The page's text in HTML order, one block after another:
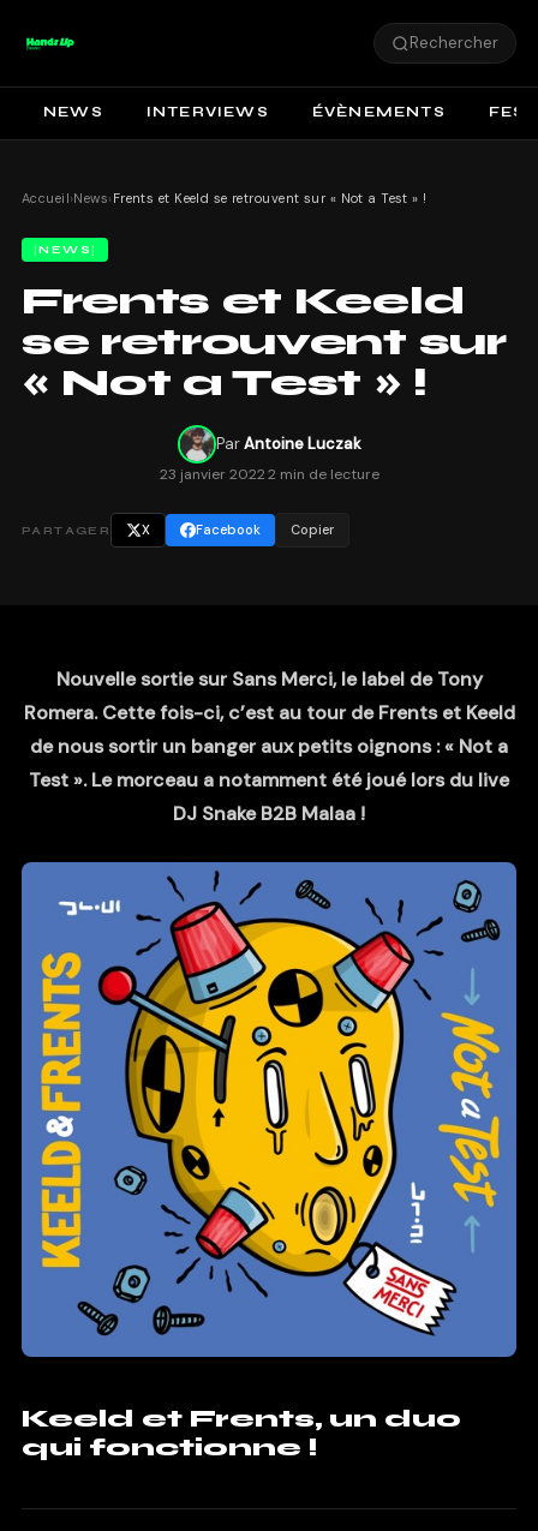
Rechercher
NEWS INTERVIEWS ÉVÈNEMENTS
Accueil›News› Frents et Keeld se retrouvent sur « Not a Test » !
NEWS
Frents et Keeld
se retrouvent sur
« Not a Test » !
ParAntoine Luczak
23 janvier 20222 min de lecture
PARTAGER X Facebook Copier
Nouvelle sortie sur Sans Merci, le label de Tony
Romera. Cette fois-ci, c’est au tour de Frents et Keeld
de nous sortir un banger aux petits oignons : « Not a
Test ». Le morceau a notamment été joué lors du live
DJ Snake B2B Malaa !
Keeld et Frents, un duo
qui fonctionne !